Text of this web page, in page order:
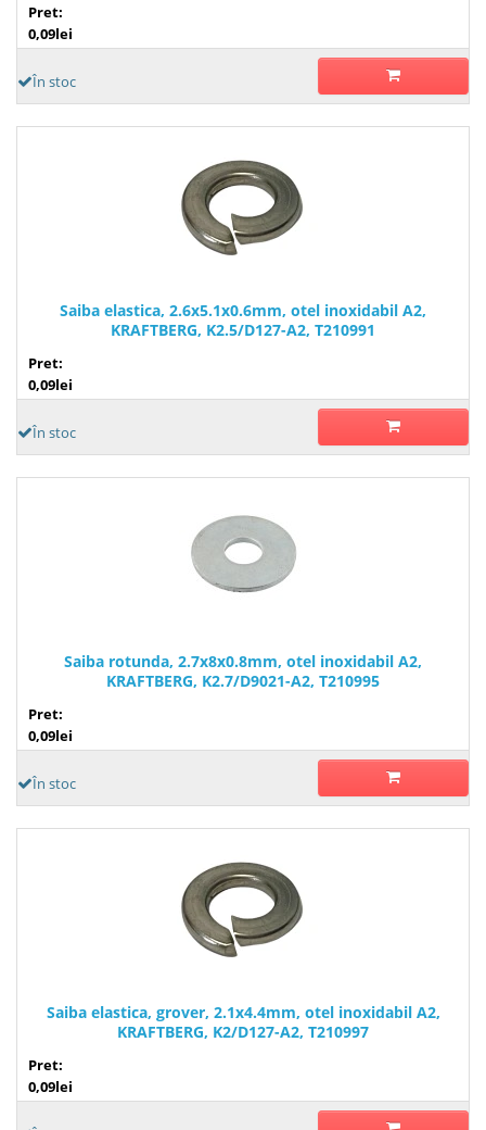
Pret:
0,09lei
În stoc
Saiba elastica, 2.6x5.1x0.6mm, otel inoxidabil A2,
KRAFTBERG, K2.5/D127-A2, T210991
Pret:
0,09lei
În stoc
Saiba rotunda, 2.7x8x0.8mm, otel inoxidabil A2,
KRAFTBERG, K2.7/D9021-A2, T210995
Pret:
0,09lei
În stoc
Saiba elastica, grover, 2.1x4.4mm, otel inoxidabil A2,
KRAFTBERG, K2/D127-A2, T210997
Pret:
0,09lei